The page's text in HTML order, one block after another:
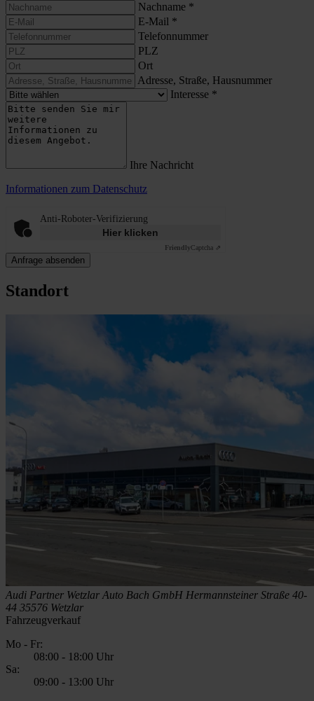
Nachname *
E-Mail *
Telefonnummer
PLZ
Ort
Adresse, Straße, Hausnummer
Interesse *
Ihre Nachricht
Informationen zum Datenschutz
Anti-Roboter-Verifizierung
Hier klicken
FriendlyCaptcha ⇗
Anfrage absenden
Standort
Audi Partner Wetzlar Auto Bach GmbH Hermannsteiner Straße 40-
44 35576 Wetzlar
Fahrzeugverkauf
Mo - Fr:
08:00 - 18:00 Uhr
Sa:
09:00 - 13:00 Uhr